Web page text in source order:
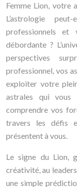
Femme Lion, votre
L’astrologie
professionnels et
débordante ?
perspectives
professionnel, vos
exploiter votre
astrales qui vous
comprendre vos
travers les défis
présentent à vous.
Le signe du Lion,
créativité, au
une simple